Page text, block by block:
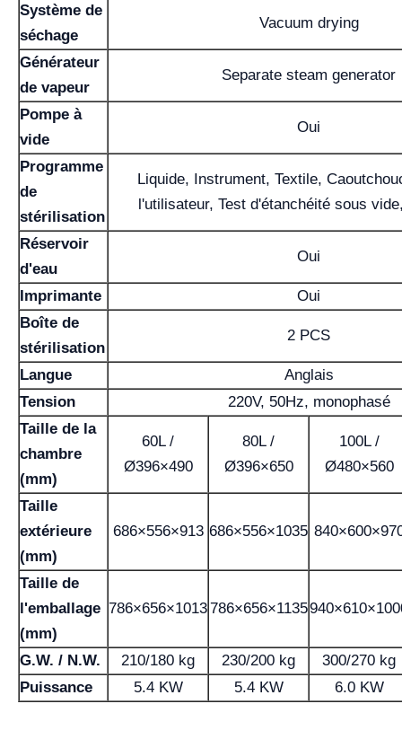
Système de
séchage
Vacuum drying
Générateur
de vapeur
Separate steam generator
Pompe à
vide
Oui
Programme
de
stérilisation
Liquide, Instrument, Textile,
l'utilisateur, Test d'étanchéité sous
Réservoir
d'eau
Oui
Imprimante
Oui
Boîte de
stérilisation
2 PCS
Langue
Anglais
Tension
220V, 50Hz, monophasé
Taille de la
chambre
(mm)
60L /
Ø396×490
80L /
Ø396×650
100L /
Ø480×560
Taille
extérieure
(mm)
686×556×913 686×556×1035
Taille de
l'emballage
(mm)
786×656×1013786×656×1135
G.W. / N.W. 210/180 kg 230/200 kg
300/270 kg
Puissance
5.4 KW 5.4 KW 6.0 KW